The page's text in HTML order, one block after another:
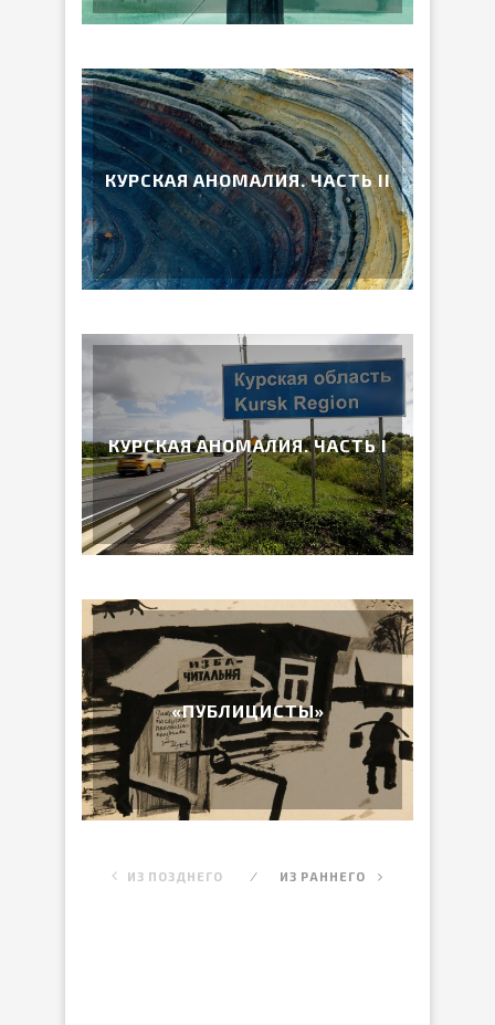
КУРСКАЯ АНОМАЛИЯ. ЧАСТЬ II
КУРСКАЯ АНОМАЛИЯ. ЧАСТЬ I
«ПУБЛИЦИСТЫ»
ИЗ ПОЗДНЕГО ИЗ РАННЕГО